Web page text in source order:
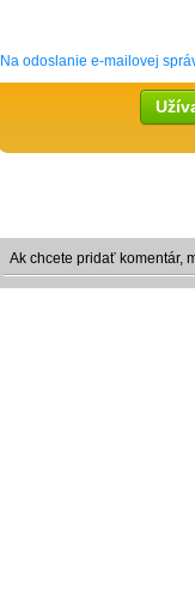
Na odoslanie e-mailovej
Ak chcete pridať komentár,